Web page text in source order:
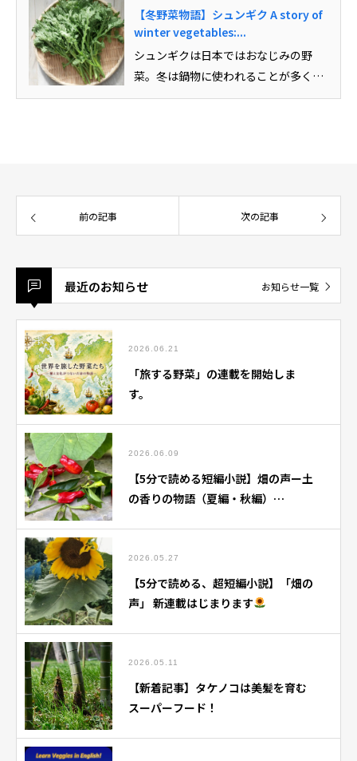
【冬野菜物語】シュンギク A story of
winter vegetables:...
シュンギクは日本ではおなじみの野
菜。冬は鍋物に使われることが多く、
お浸しや天ぷら、サラダなどの材料
前の記事 次の記事
最近のお知らせ お知らせ一覧
2026.06.21
「旅する野菜」の連載を開始しま
す。
2026.06.09
【5分で読める短編小説】畑の声ー土
の香りの物語（夏編・秋編）
2026.05.27
【5分で読める、超短編小説】「畑の
声」 新連載はじまります
2026.05.11
【新着記事】タケノコは美髪を育む
スーパーフード！